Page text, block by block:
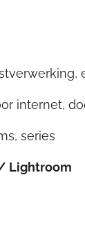
internet,
series
Lightroom